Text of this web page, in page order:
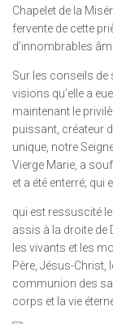
Chapelet de la
fervente de cette
d’innombrables
Sur les conseils de
visions qu’elle a
maintenant le
puissant, créateur
unique, notre
Vierge Marie, a
et a été enterré; qui
qui est ressuscité
assis à la droite de
les vivants et les
Père, Jésus-Christ,
communion des
corps et la vie